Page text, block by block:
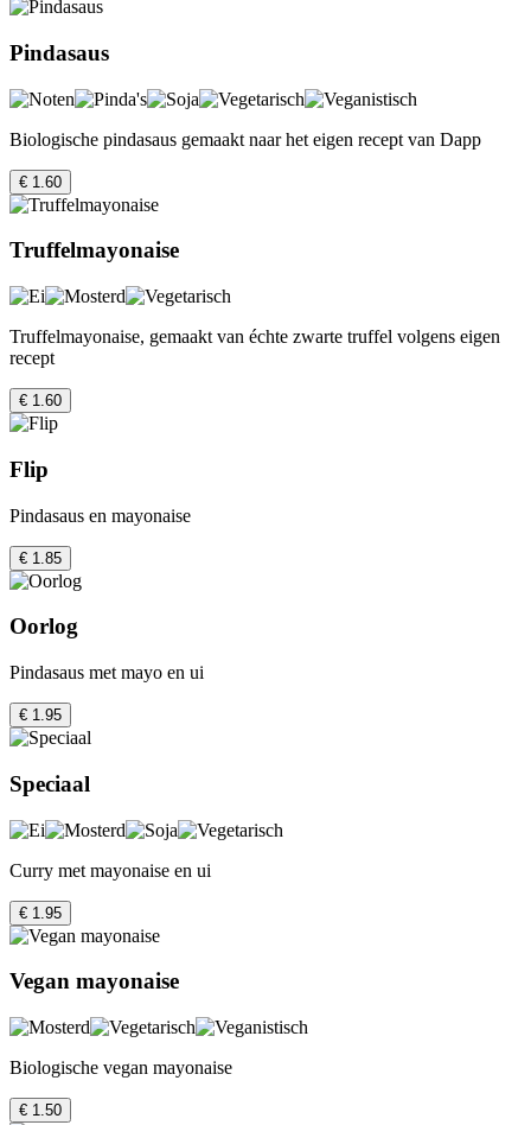
Pindasaus
Biologische pindasaus gemaakt naar het eigen recept van Dapp
€ 1.60
Truffelmayonaise
Truffelmayonaise, gemaakt van échte zwarte truffel volgens eigen
recept
€ 1.60
Flip
Pindasaus en mayonaise
€ 1.85
Oorlog
Pindasaus met mayo en ui
€ 1.95
Speciaal
Curry met mayonaise en ui
€ 1.95
Vegan mayonaise
Biologische vegan mayonaise
€ 1.50